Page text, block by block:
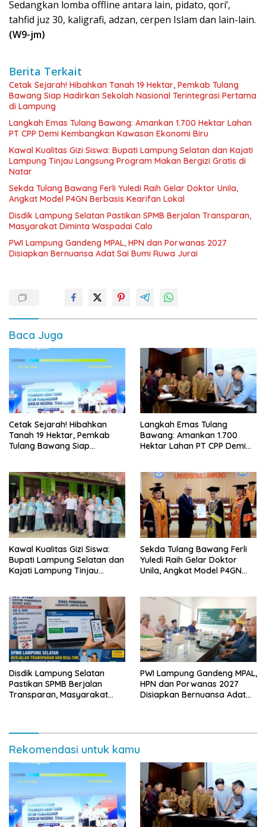
Sedangkan lomba offline antara lain, pidato, qori’,
tahfid juz 30, kaligrafi, adzan, cerpen Islam dan lain-lain.
(W9-jm)
Berita Terkait
Cetak Sejarah! Hibahkan Tanah 19 Hektar, Pemkab Tulang
Bawang Siap Hadirkan Sekolah Nasional Terintegrasi Pertama
di Lampung
Langkah Emas Tulang Bawang: Amankan 1.700 Hektar Lahan
PT CPP Demi Kembangkan Kawasan Ekonomi Biru
Kawal Kualitas Gizi Siswa: Bupati Lampung Selatan dan Kajati
Lampung Tinjau Langsung Program Makan Bergizi Gratis di
Natar
Sekda Tulang Bawang Ferli Yuledi Raih Gelar Doktor Unila,
Angkat Model P4GN Berbasis Kearifan Lokal
Disdik Lampung Selatan Pastikan SPMB Berjalan Transparan,
Masyarakat Diminta Waspadai Calo
PWI Lampung Gandeng MPAL, HPN dan Porwanas 2027
Disiapkan Bernuansa Adat Sai Bumi Ruwa Jurai
Baca Juga
Cetak Sejarah! Hibahkan
Tanah 19 Hektar, Pemkab
Tulang Bawang Siap
Lampung
Langkah Emas Tulang
Bawang: Amankan 1.700
Hektar Lahan PT CPP Demi
Kawal Kualitas Gizi Siswa:
Bupati Lampung Selatan dan
Kajati Lampung Tinjau
Sekda Tulang Bawang Ferli
Yuledi Raih Gelar Doktor
Unila, Angkat Model P4GN
Disdik Lampung Selatan
Pastikan SPMB Berjalan
Transparan, Masyarakat
PWI Lampung Gandeng MPAL,
HPN dan Porwanas 2027
Disiapkan Bernuansa Adat
Rekomendasi untuk kamu